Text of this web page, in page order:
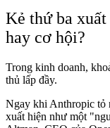
Kẻ thứ ba
hay cơ hội?
Trong kinh doanh,
thủ lấp đầy.
Ngay khi Anthropic tỏ
xuất hiện như một